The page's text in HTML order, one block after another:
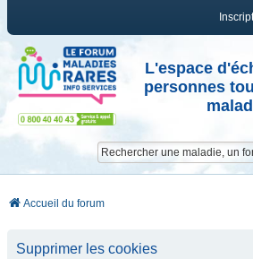
L'espace
personnes
Accueil du forum
Supprimer les cookies